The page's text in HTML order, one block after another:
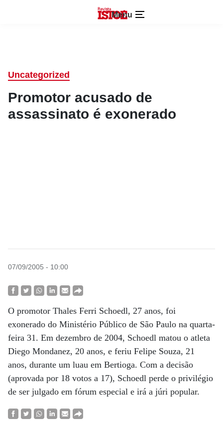
Menu
Uncategorized
Promotor acusado de
assassinato é exonerado
07/09/2005 - 10:00
O promotor Thales Ferri Schoedl, 27 anos, foi
exonerado do Ministério Público de São Paulo na quarta-
feira 31. Em dezembro de 2004, Schoedl matou o atleta
Diego Mondanez, 20 anos, e feriu Felipe Souza, 21
anos, durante um luau em Bertioga. Com a decisão
(aprovada por 18 votos a 17), Schoedl perde o privilégio
de ser julgado em fórum especial e irá a júri popular.